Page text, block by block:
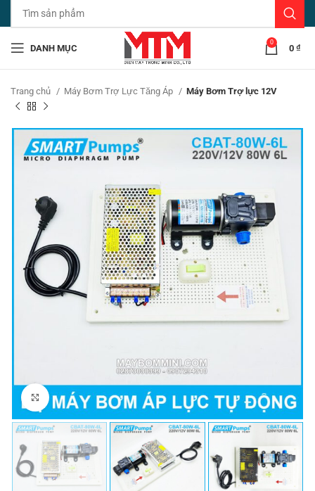
DANH MỤC
0
0 ₫
Trang chủ Máy Bơm Trợ Lực Tăng Áp Máy Bơm Trợ lực 12V
Click to enlarge